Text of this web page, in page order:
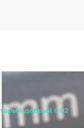
добрый CO2